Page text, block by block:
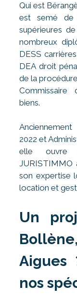
Qui est
est semé de
supérieures
nombreux
DESS
DEA droit
de la
Commissaire
biens.
2022 et
elle ouvre
JURISTIMMO
son expertise
location et
Un
Aigues
nos